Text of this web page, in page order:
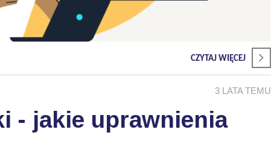
CZYTAJ WIĘCEJ
3 LATA TEMU
- jakie uprawnienia